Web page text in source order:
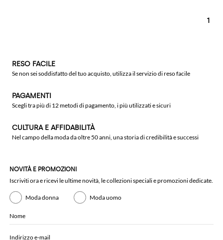
1
RESO FACILE
Se non sei soddisfatto del tuo acquisto, utilizza il servizio di reso facile
PAGAMENTI
Scegli tra più di 12 metodi di pagamento, i più utilizzati e sicuri
CULTURA E AFFIDABILITÀ
Nel campo della moda da oltre 50 anni, una storia di credibilità e successi
NOVITÀ E PROMOZIONI
Iscriviti ora e ricevi le ultime novità, le collezioni speciali e promozioni dedicate.
Moda donna Moda uomo
Nome
Indirizzo e-mail